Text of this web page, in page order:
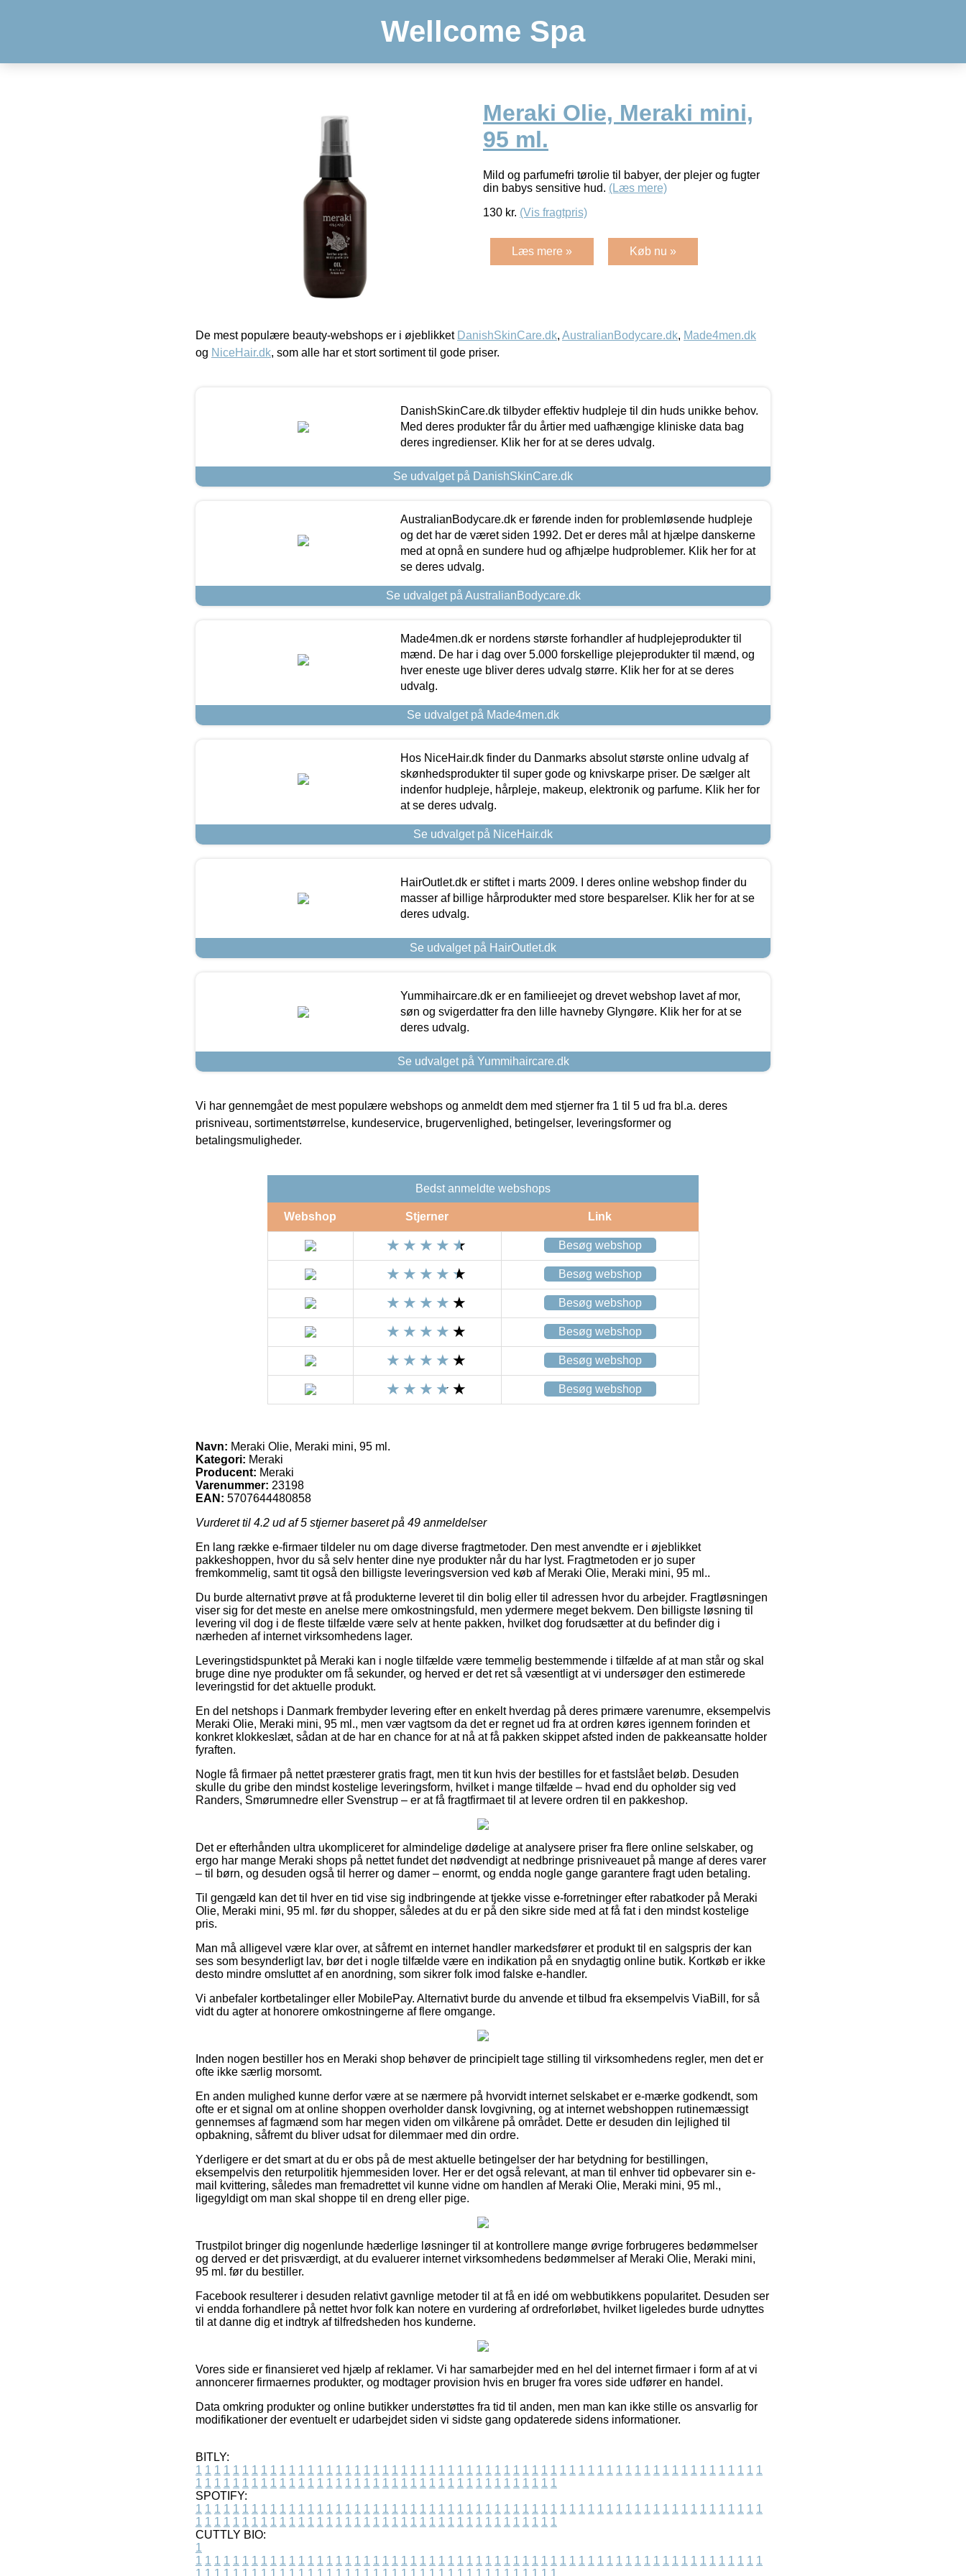
Wellcome Spa
Meraki Olie, Meraki mini,
95 ml.
Mild og parfumefri tørolie til babyer, der plejer og fugter
din babys sensitive hud. (Læs mere)
130 kr. (Vis fragtpris)
Læs mere » Køb nu »
De mest populære beauty-webshops er i øjeblikket DanishSkinCare.dk, AustralianBodycare.dk, Made4men.dk
og NiceHair.dk, som alle har et stort sortiment til gode priser.
DanishSkinCare.dk tilbyder effektiv hudpleje til din huds unikke behov.
Med deres produkter får du årtier med uafhængige kliniske data bag
deres ingredienser. Klik her for at se deres udvalg.
Se udvalget på DanishSkinCare.dk
AustralianBodycare.dk er førende inden for problemløsende hudpleje
og det har de været siden 1992. Det er deres mål at hjælpe danskerne
med at opnå en sundere hud og afhjælpe hudproblemer. Klik her for at
se deres udvalg.
Se udvalget på AustralianBodycare.dk
Made4men.dk er nordens største forhandler af hudplejeprodukter til
mænd. De har i dag over 5.000 forskellige plejeprodukter til mænd, og
hver eneste uge bliver deres udvalg større. Klik her for at se deres
udvalg.
Se udvalget på Made4men.dk
Hos NiceHair.dk finder du Danmarks absolut største online udvalg af
skønhedsprodukter til super gode og knivskarpe priser. De sælger alt
indenfor hudpleje, hårpleje, makeup, elektronik og parfume. Klik her for
at se deres udvalg.
Se udvalget på NiceHair.dk
HairOutlet.dk er stiftet i marts 2009. I deres online webshop finder du
masser af billige hårprodukter med store besparelser. Klik her for at se
deres udvalg.
Se udvalget på HairOutlet.dk
Yummihaircare.dk er en familieejet og drevet webshop lavet af mor,
søn og svigerdatter fra den lille havneby Glyngøre. Klik her for at se
deres udvalg.
Se udvalget på Yummihaircare.dk
Vi har gennemgået de mest populære webshops og anmeldt dem med stjerner fra 1 til 5 ud fra bl.a. deres
prisniveau, sortimentstørrelse, kundeservice, brugervenlighed, betingelser, leveringsformer og
betalingsmuligheder.
Bedst anmeldte webshops
Webshop Stjerner Link
Besøg webshop
Besøg webshop
Besøg webshop
Besøg webshop
Besøg webshop
Besøg webshop
Navn: Meraki Olie, Meraki mini, 95 ml.
Kategori: Meraki
Producent: Meraki
Varenummer: 23198
EAN: 5707644480858
Vurderet til 4.2 ud af 5 stjerner baseret på 49 anmeldelser
En lang række e-firmaer tildeler nu om dage diverse fragtmetoder. Den mest anvendte er i øjeblikket
pakkeshoppen, hvor du så selv henter dine nye produkter når du har lyst. Fragtmetoden er jo super
fremkommelig, samt tit også den billigste leveringsversion ved køb af Meraki Olie, Meraki mini, 95 ml..
Du burde alternativt prøve at få produkterne leveret til din bolig eller til adressen hvor du arbejder. Fragtløsningen
viser sig for det meste en anelse mere omkostningsfuld, men ydermere meget bekvem. Den billigste løsning til
levering vil dog i de fleste tilfælde være selv at hente pakken, hvilket dog forudsætter at du befinder dig i
nærheden af internet virksomhedens lager.
Leveringstidspunktet på Meraki kan i nogle tilfælde være temmelig bestemmende i tilfælde af at man står og skal
bruge dine nye produkter om få sekunder, og herved er det ret så væsentligt at vi undersøger den estimerede
leveringstid for det aktuelle produkt.
En del netshops i Danmark frembyder levering efter en enkelt hverdag på deres primære varenumre, eksempelvis
Meraki Olie, Meraki mini, 95 ml., men vær vagtsom da det er regnet ud fra at ordren køres igennem forinden et
konkret klokkeslæt, sådan at de har en chance for at nå at få pakken skippet afsted inden de pakkeansatte holder
fyraften.
Nogle få firmaer på nettet præsterer gratis fragt, men tit kun hvis der bestilles for et fastslået beløb. Desuden
skulle du gribe den mindst kostelige leveringsform, hvilket i mange tilfælde – hvad end du opholder sig ved
Randers, Smørumnedre eller Svenstrup – er at få fragtfirmaet til at levere ordren til en pakkeshop.
Det er efterhånden ultra ukompliceret for almindelige dødelige at analysere priser fra flere online selskaber, og
ergo har mange Meraki shops på nettet fundet det nødvendigt at nedbringe prisniveauet på mange af deres varer
– til børn, og desuden også til herrer og damer – enormt, og endda nogle gange garantere fragt uden betaling.
Til gengæld kan det til hver en tid vise sig indbringende at tjekke visse e-forretninger efter rabatkoder på Meraki
Olie, Meraki mini, 95 ml. før du shopper, således at du er på den sikre side med at få fat i den mindst kostelige
pris.
Man må alligevel være klar over, at såfremt en internet handler markedsfører et produkt til en salgspris der kan
ses som besynderligt lav, bør det i nogle tilfælde være en indikation på en snydagtig online butik. Kortkøb er ikke
desto mindre omsluttet af en anordning, som sikrer folk imod falske e-handler.
Vi anbefaler kortbetalinger eller MobilePay. Alternativt burde du anvende et tilbud fra eksempelvis ViaBill, for så
vidt du agter at honorere omkostningerne af flere omgange.
Inden nogen bestiller hos en Meraki shop behøver de principielt tage stilling til virksomhedens regler, men det er
ofte ikke særlig morsomt.
En anden mulighed kunne derfor være at se nærmere på hvorvidt internet selskabet er e-mærke godkendt, som
ofte er et signal om at online shoppen overholder dansk lovgivning, og at internet webshoppen rutinemæssigt
gennemses af fagmænd som har megen viden om vilkårene på området. Dette er desuden din lejlighed til
opbakning, såfremt du bliver udsat for dilemmaer med din ordre.
Yderligere er det smart at du er obs på de mest aktuelle betingelser der har betydning for bestillingen,
eksempelvis den returpolitik hjemmesiden lover. Her er det også relevant, at man til enhver tid opbevarer sin e-
mail kvittering, således man fremadrettet vil kunne vidne om handlen af Meraki Olie, Meraki mini, 95 ml.,
ligegyldigt om man skal shoppe til en dreng eller pige.
Trustpilot bringer dig nogenlunde hæderlige løsninger til at kontrollere mange øvrige forbrugeres bedømmelser
og derved er det prisværdigt, at du evaluerer internet virksomhedens bedømmelser af Meraki Olie, Meraki mini,
95 ml. før du bestiller.
Facebook resulterer i desuden relativt gavnlige metoder til at få en idé om webbutikkens popularitet. Desuden ser
vi endda forhandlere på nettet hvor folk kan notere en vurdering af ordreforløbet, hvilket ligeledes burde udnyttes
til at danne dig et indtryk af tilfredsheden hos kunderne.
Vores side er finansieret ved hjælp af reklamer. Vi har samarbejder med en hel del internet firmaer i form af at vi
annoncerer firmaernes produkter, og modtager provision hvis en bruger fra vores side udfører en handel.
Data omkring produkter og online butikker understøttes fra tid til anden, men man kan ikke stille os ansvarlig for
modifikationer der eventuelt er udarbejdet siden vi sidste gang opdaterede sidens informationer.
BITLY:
1 1 1 1 1 1 1 1 1 1 1 1 1 1 1 1 1 1 1 1 1 1 1 1 1 1 1 1 1 1 1 1 1 1 1 1 1 1 1 1 1 1 1 1 1 1 1 1 1 1 1 1 1 1 1 1 1 1 1 1 1
1 1 1 1 1 1 1 1 1 1 1 1 1 1 1 1 1 1 1 1 1 1 1 1 1 1 1 1 1 1 1 1 1 1 1 1 1 1 1
SPOTIFY:
1 1 1 1 1 1 1 1 1 1 1 1 1 1 1 1 1 1 1 1 1 1 1 1 1 1 1 1 1 1 1 1 1 1 1 1 1 1 1 1 1 1 1 1 1 1 1 1 1 1 1 1 1 1 1 1 1 1 1 1 1
1 1 1 1 1 1 1 1 1 1 1 1 1 1 1 1 1 1 1 1 1 1 1 1 1 1 1 1 1 1 1 1 1 1 1 1 1 1 1
CUTTLY BIO:
1
1 1 1 1 1 1 1 1 1 1 1 1 1 1 1 1 1 1 1 1 1 1 1 1 1 1 1 1 1 1 1 1 1 1 1 1 1 1 1 1 1 1 1 1 1 1 1 1 1 1 1 1 1 1 1 1 1 1 1 1 1